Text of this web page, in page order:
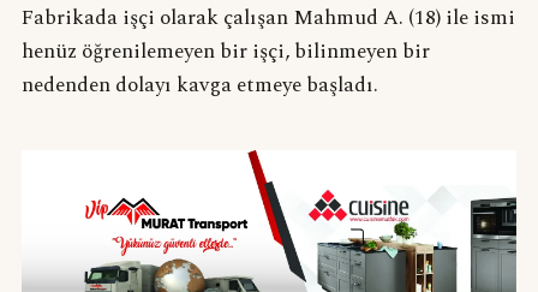
Fabrikada işçi olarak çalışan Mahmud A. (18) ile ismi
henüz öğrenilemeyen bir işçi, bilinmeyen bir
nedenden dolayı kavga etmeye başladı.